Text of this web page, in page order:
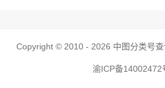
Copyright © 2010 - 2026 中图分类号查
渝ICP备14002472